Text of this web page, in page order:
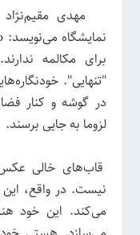
مهدی
نمایشگاه
برای مکالمه
"تنهایی".
در گوشه و کنار
لزوما به جایی برسند.
قاب‌های خالی
نیست. در واقع،
می‌کند. این خود